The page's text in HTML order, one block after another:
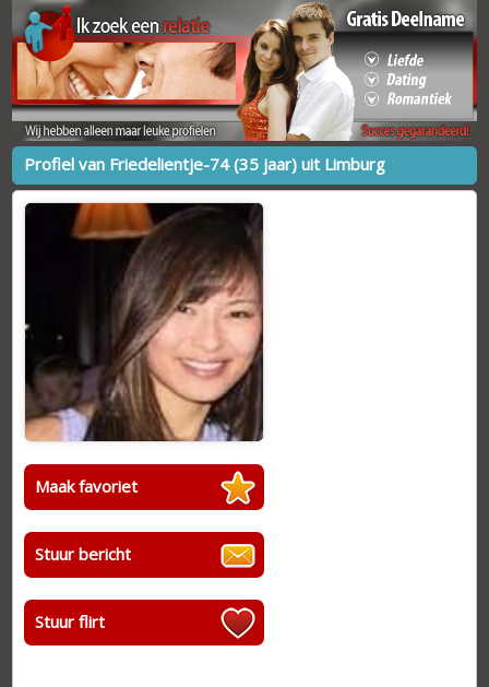
Profiel van Friedelientje-74 (35 jaar) uit Limburg
Maak favoriet
Stuur bericht
Stuur flirt